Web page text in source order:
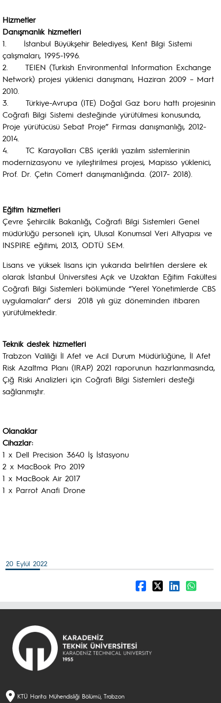
Hizmetler
Danışmanlık hizmetleri
1. İstanbul Büyükşehir Belediyesi, Kent Bilgi Sistemi
çalışmaları, 1995-1996.
2. TEIEN (Turkish Environmental Information Exchange
Network) projesi yüklenici danışmanı, Haziran 2009 – Mart
2010.
3. Türkiye-Avrupa (ITE) Doğal Gaz boru hattı projesinin
Coğrafi Bilgi Sistemi desteğinde yürütülmesi konusunda,
Proje yürütücüsü Sebat Proje” Firması danışmanlığı, 2012-
2014.
4. TC Karayolları CBS içerikli yazılım sistemlerinin
modernizasyonu ve iyileştirilmesi projesi, Mapisso yüklenici,
Prof. Dr. Çetin Cömert danışmanlığında. (2017- 2018).
Eğitim hizmetleri
Çevre Şehircilik Bakanlığı, Coğrafi Bilgi Sistemleri Genel
müdürlüğü personeli için, Ulusal Konumsal Veri Altyapısı ve
INSPIRE eğitimi, 2013, ODTÜ SEM.
Lisans ve yüksek lisans için yukarıda belirtilen derslere ek
olarak İstanbul Üniversitesi Açık ve Uzaktan Eğitim Fakültesi
Coğrafi Bilgi Sistemleri bölümünde “Yerel Yönetimlerde CBS
uygulamaları” dersi 2018 yılı güz döneminden itibaren
yürütülmektedir.
Teknik destek hizmetleri
Trabzon Valiliği İl Afet ve Acil Durum Müdürlüğüne, İl Afet
Risk Azaltma Planı (IRAP) 2021 raporunun hazırlanmasında,
Çığ Riski Analizleri için Coğrafi Bilgi Sistemleri desteği
sağlanmıştır.
Olanaklar
Cihazlar:
1 x Dell Precision 3640 İş İstasyonu
2 x MacBook Pro 2019
1 x MacBook Air 2017
1 x Parrot Anafi Drone
20 Eylül 2022
KTÜ Harita Mühendisliği Bölümü, Trabzon